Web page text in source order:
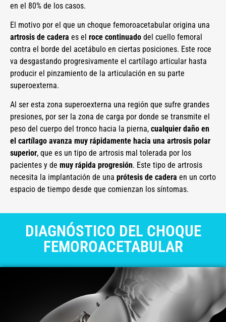
en el 80% de los casos.
El motivo por el que un choque femoroacetabular origina una
artrosis de cadera es el roce continuado del cuello femoral
contra el borde del acetábulo en ciertas posiciones. Este roce
va desgastando progresivamente el cartílago articular hasta
producir el pinzamiento de la articulación en su parte
superoexterna.
Al ser esta zona superoexterna una región que sufre grandes
presiones, por ser la zona de carga por donde se transmite el
peso del cuerpo del tronco hacia la pierna, cualquier daño en
el cartílago avanza muy rápidamente hacia una artrosis polar
superior, que es un tipo de artrosis mal tolerada por los
pacientes y de muy rápida progresión. Este tipo de artrosis
necesita la implantación de una prótesis de cadera en un corto
espacio de tiempo desde que comienzan los síntomas.
DIAGNÓSTICO DEL CHOQUE
FEMOROACETABULAR